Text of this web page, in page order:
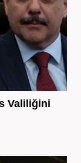
Valiliğini